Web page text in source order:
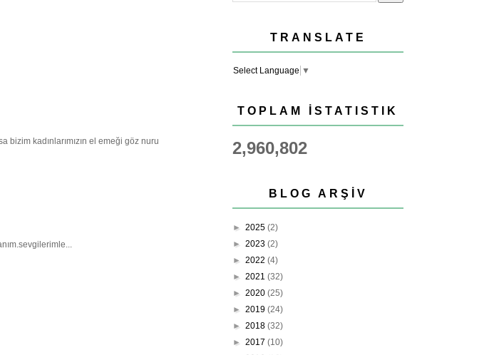
kadınlarımızın el emeği göz nuru
TRANSLATE
Select Language ▼
TOPLAM İSTATISTIK
2,960,802
BLOG ARŞIV
► 2025 (2)
► 2023 (2)
► 2022 (4)
► 2021 (32)
► 2020 (25)
► 2019 (24)
► 2018 (32)
► 2017 (10)